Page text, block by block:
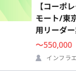
【コーポ
モート/東
用リーダ
〜550,000
インフラ